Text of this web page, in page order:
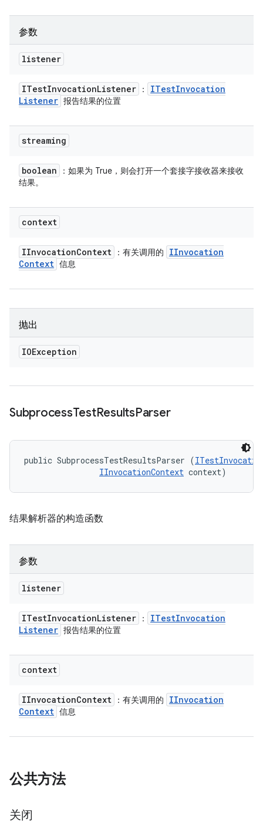
参数
listener
ITestInvocationListener ： ITestInvocation
Listener 报告结果的位置
streaming
boolean
：如果为 True，则会打开一个套接字接收器来接收
结果。
context
IInvocationContext ：有关调用的
IInvocation
Context 信息
抛出
IOException
SubprocessTestResultsParser
public SubprocessTestResultsParser (
IInvocationContext context)
结果解析器的构造函数
参数
listener
ITestInvocationListener ： ITestInvocation
Listener 报告结果的位置
context
IInvocationContext ：有关调用的
IInvocation
Context 信息
公共方法
关闭